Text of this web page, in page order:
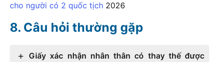
cho người có 2 quốc tịch 2026
Câu hỏi thường gặp
Giấy xác nhận nhân thân có thay thế được